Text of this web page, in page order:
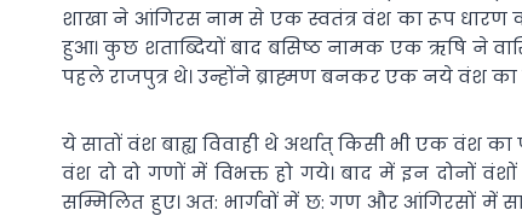
शाखा ने आंगिरस नाम से एक स्वतंत्र वंश का रूप धारण
हुआ। कुछ शताब्दियों बाद बसिष्ठ नामक एक ऋषि ने
पहले राजपुत्र थे। उन्होंने ब्राह्मण बनकर एक नये वंश
ये सातों वंश बाह्य विवाही थे अर्थात् किसी भी एक वंश
वंश दो दो गणों में विभक्त हो गये। बाद में इन दोनों
सम्मिलित हुए। अत: भार्गवों में छ: गण और आंगिरसों में